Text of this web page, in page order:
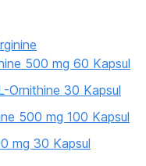
500 mg 60 Kapsul
Ornithine 30 Kapsul
500 mg 100 Kapsul
mg 30 Kapsul